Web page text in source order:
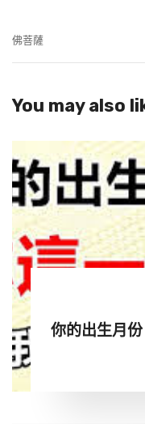
接受三聖賜福
今日祈福文
佛光護體，福報滿滿，
業障盡消，消災免難，
財智大漲，財運亨通
虔誠頂禮娑婆三聖
接下三聖賜福庇佑
佛菩薩
You may also
你的出生月